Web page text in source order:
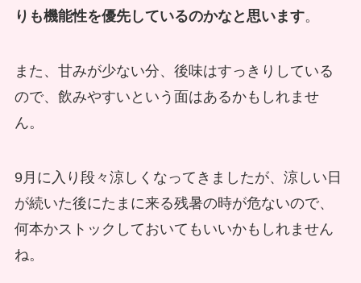
りも機能性を優先しているのかなと思います。
また、甘みが少ない分、後味はすっきりしている
ので、飲みやすいという面はあるかもしれませ
ん。
9月に入り段々涼しくなってきましたが、涼しい日
が続いた後にたまに来る残暑の時が危ないので、
何本かストックしておいてもいいかもしれません
ね。